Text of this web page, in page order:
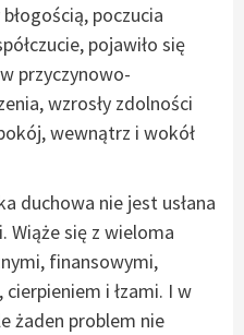
poczucia
pojawiło się
przyczynowo-
wzrosły zdolności
wewnątrz i wokół
duchowa nie jest usłana
Wiąże się z wieloma
finansowymi,
i łzami. I w
żaden problem nie